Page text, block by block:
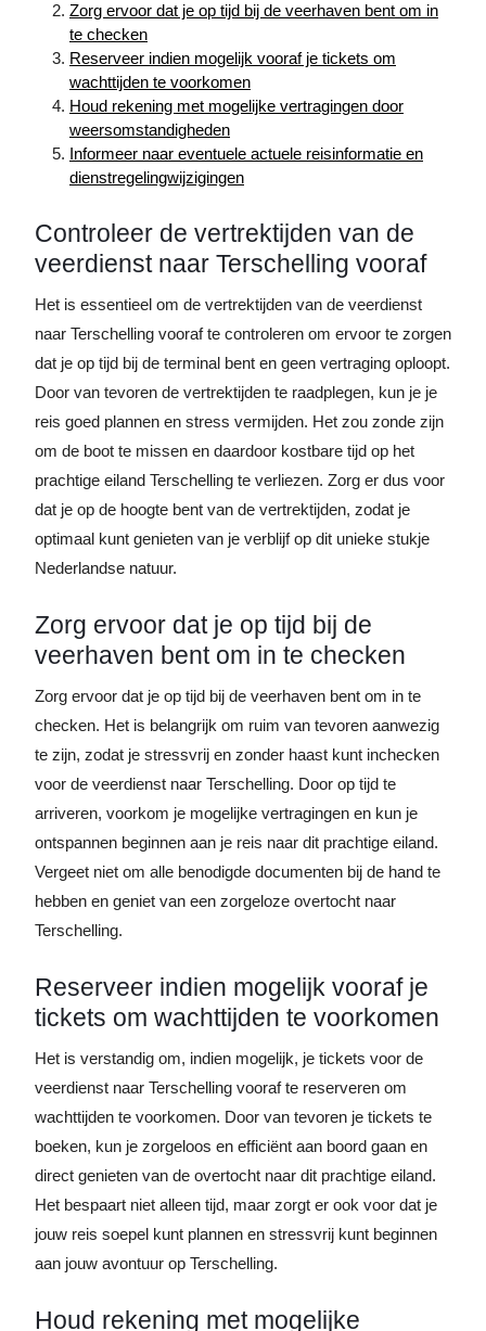
Zorg ervoor dat je op tijd bij de veerhaven bent om in
te checken
Reserveer indien mogelijk vooraf je tickets om
wachttijden te voorkomen
Houd rekening met mogelijke vertragingen door
weersomstandigheden
Informeer naar eventuele actuele reisinformatie en
dienstregelingwijzigingen
Controleer de vertrektijden van de
veerdienst naar Terschelling vooraf
Het is essentieel om de vertrektijden van de veerdienst
naar Terschelling vooraf te controleren om ervoor te zorgen
dat je op tijd bij de terminal bent en geen vertraging oploopt.
Door van tevoren de vertrektijden te raadplegen, kun je je
reis goed plannen en stress vermijden. Het zou zonde zijn
om de boot te missen en daardoor kostbare tijd op het
prachtige eiland Terschelling te verliezen. Zorg er dus voor
dat je op de hoogte bent van de vertrektijden, zodat je
optimaal kunt genieten van je verblijf op dit unieke stukje
Nederlandse natuur.
Zorg ervoor dat je op tijd bij de
veerhaven bent om in te checken
Zorg ervoor dat je op tijd bij de veerhaven bent om in te
checken. Het is belangrijk om ruim van tevoren aanwezig
te zijn, zodat je stressvrij en zonder haast kunt inchecken
voor de veerdienst naar Terschelling. Door op tijd te
arriveren, voorkom je mogelijke vertragingen en kun je
ontspannen beginnen aan je reis naar dit prachtige eiland.
Vergeet niet om alle benodigde documenten bij de hand te
hebben en geniet van een zorgeloze overtocht naar
Terschelling.
Reserveer indien mogelijk vooraf je
tickets om wachttijden te voorkomen
Het is verstandig om, indien mogelijk, je tickets voor de
veerdienst naar Terschelling vooraf te reserveren om
wachttijden te voorkomen. Door van tevoren je tickets te
boeken, kun je zorgeloos en efficiënt aan boord gaan en
direct genieten van de overtocht naar dit prachtige eiland.
Het bespaart niet alleen tijd, maar zorgt er ook voor dat je
jouw reis soepel kunt plannen en stressvrij kunt beginnen
aan jouw avontuur op Terschelling.
Houd rekening met mogelijke